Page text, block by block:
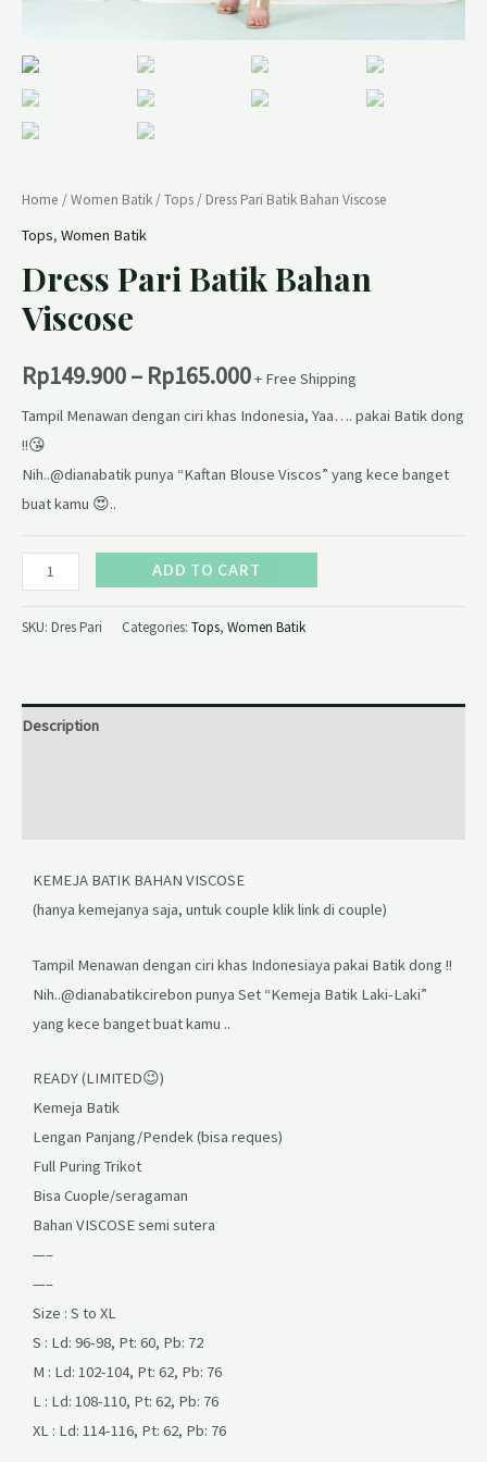
Home /Women Batik /Tops / Dress Pari Batik Bahan Viscose
Tops, Women Batik
Dress Pari Batik Bahan
Viscose
Rp149.900– Rp165.000+ Free Shipping
Tampil Menawan dengan ciri khas Indonesia, Yaa…. pakai Batik dong
!!😘
Nih..@dianabatik punya “Kaftan Blouse Viscos” yang kece banget
buat kamu 😍..
ADD TO CART
SKU: Dres Pari Categories: Tops, Women Batik
Description
KEMEJA BATIK BAHAN VISCOSE
(hanya kemejanya saja, untuk couple klik link di couple)
Tampil Menawan dengan ciri khas Indonesiaya pakai Batik dong !!
Nih..@dianabatikcirebon punya Set “Kemeja Batik Laki-Laki”
yang kece banget buat kamu ..
READY (LIMITED😉)
Kemeja Batik
Lengan Panjang/Pendek (bisa reques)
Full Puring Trikot
Bisa Cuople/seragaman
Bahan VISCOSE semi sutera
—–
—–
Size : S to XL
S : Ld: 96-98, Pt: 60, Pb: 72
M : Ld: 102-104, Pt: 62, Pb: 76
L : Ld: 108-110, Pt: 62, Pb: 76
XL : Ld: 114-116, Pt: 62, Pb: 76